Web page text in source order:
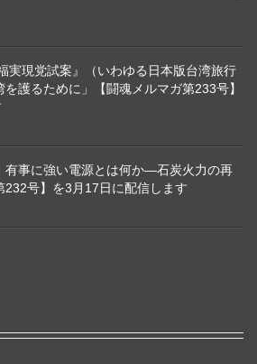
実現党試案』（いわゆる日本版台湾旅行
護るために」【闘魂メルマガ第233号】
有事に強い電源とは何か―石炭火力の再
232号】を3月17日に配信します